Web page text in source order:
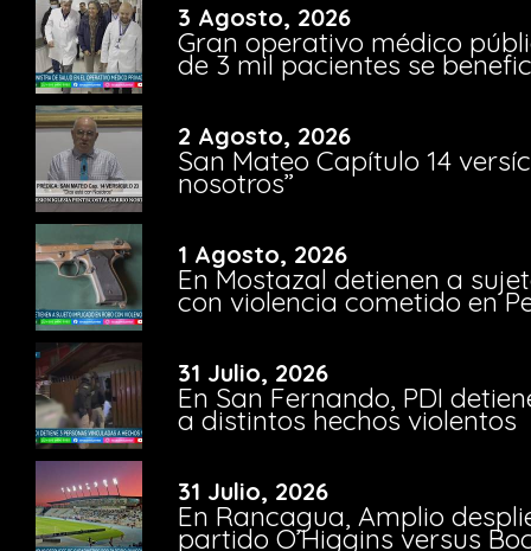
3 Agosto, 2026
Gran operativo médico
de 3 mil pacientes se
2 Agosto, 2026
San Mateo Capítulo 14
nosotros”
1 Agosto, 2026
En Mostazal detienen a
con violencia cometido en
31 Julio, 2026
En San Fernando, PDI
a distintos hechos violentos
31 Julio, 2026
En Rancagua, Amplio
partido O’Higgins versus